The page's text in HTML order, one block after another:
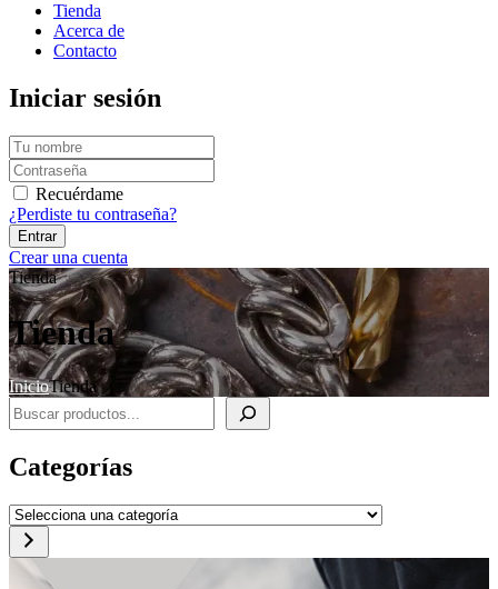
Tienda
Acerca de
Contacto
Iniciar sesión
Recuérdame
¿Perdiste tu contraseña?
Crear una cuenta
Tienda
Tienda
InicioTienda
Buscar
Categorías
Selecciona
una
categoría